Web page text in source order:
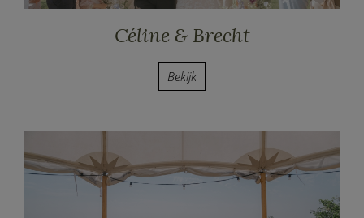
Céline & Brecht
Bekijk